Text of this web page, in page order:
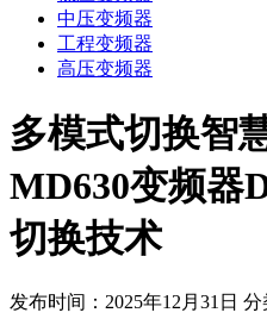
中压变频器
工程变频器
高压变频器
多模式切换智
MD630变频器
切换技术
发布时间：2025年12月31日 分